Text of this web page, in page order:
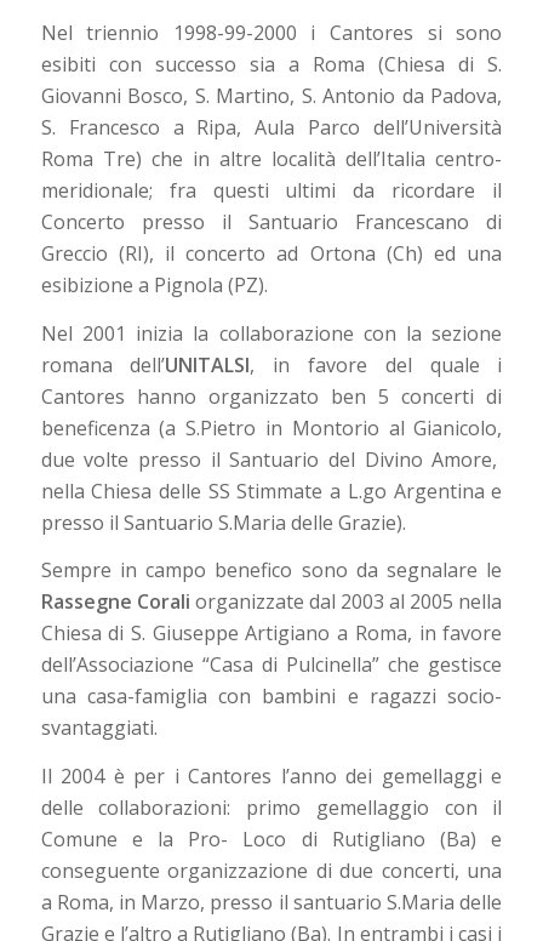
Nel triennio 1998-99-2000 i Cantores si sono
esibiti con successo sia a Roma (Chiesa di S.
Giovanni Bosco, S. Martino, S. Antonio da Padova,
S. Francesco a Ripa, Aula Parco dell’Università
Roma Tre) che in altre località dell’Italia centro-
meridionale; fra questi ultimi da ricordare il
Concerto presso il Santuario Francescano di
Greccio (RI), il concerto ad Ortona (Ch) ed una
esibizione a Pignola (PZ).
Nel 2001 inizia la collaborazione con la sezione
romana dell’UNITALSI, in favore del quale i
Cantores hanno organizzato ben 5 concerti di
beneficenza (a S.Pietro in Montorio al Gianicolo,
due volte presso il Santuario del Divino Amore,
nella Chiesa delle SS Stimmate a L.go Argentina e
presso il Santuario S.Maria delle Grazie).
Sempre in campo benefico sono da segnalare le
Rassegne Corali organizzate dal 2003 al 2005 nella
Chiesa di S. Giuseppe Artigiano a Roma, in favore
dell’Associazione “Casa di Pulcinella” che gestisce
una casa-famiglia con bambini e ragazzi socio-
svantaggiati.
Il 2004 è per i Cantores l’anno dei gemellaggi e
delle collaborazioni: primo gemellaggio con il
Comune e la Pro- Loco di Rutigliano (Ba) e
conseguente organizzazione di due concerti, una
a Roma, in Marzo, presso il santuario S.Maria delle
Grazie e l’altro a Rutigliano (Ba). In entrambi i casi i